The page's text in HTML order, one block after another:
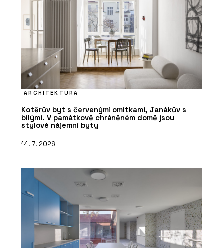
ARCHITEKTURA
Kotěrův byt s červenými omítkami, Janákův s
bílými. V památkově chráněném domě jsou
stylové nájemní byty
14. 7. 2026